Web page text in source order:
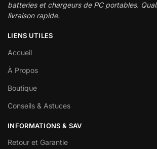
batteries et chargeurs de PC portables.
livraison rapide.
LIENS UTILES
Accueil
À Propos
Boutique
Conseils & Astuces
INFORMATIONS & SAV
Retour et Garantie